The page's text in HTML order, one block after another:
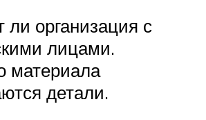
ли организация с
лицами.
материала
детали.